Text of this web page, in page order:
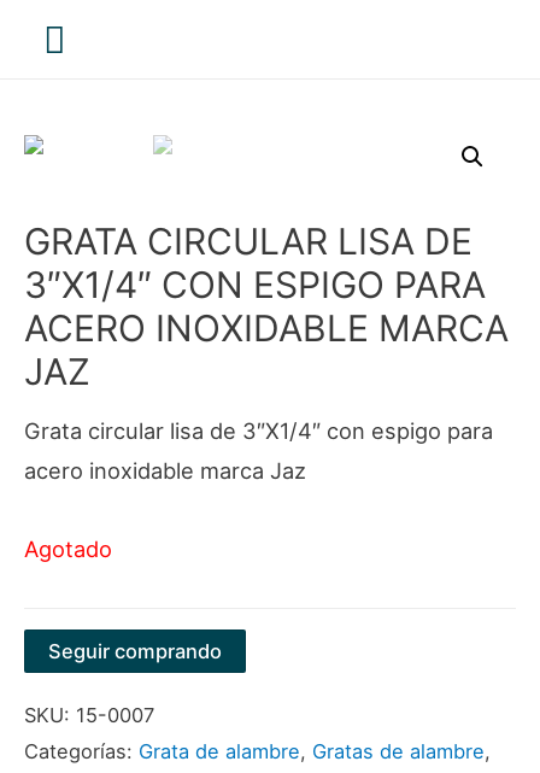
Menú
GRATA CIRCULAR LISA DE
3″X1/4″ CON ESPIGO PARA
ACERO INOXIDABLE MARCA
JAZ
Grata circular lisa de 3″X1/4″ con espigo para
acero inoxidable marca Jaz
Agotado
Seguir comprando
SKU: 15-0007
Categorías: Grata de alambre, Gratas de alambre,